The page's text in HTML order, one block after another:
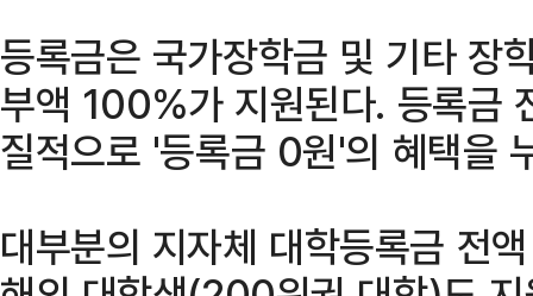
등록금은 국가장학금 및 기타 장
부액 100%가 지원된다. 등록금
질적으로 '등록금 0원'의 혜택을
대부분의 지자체 대학등록금 전